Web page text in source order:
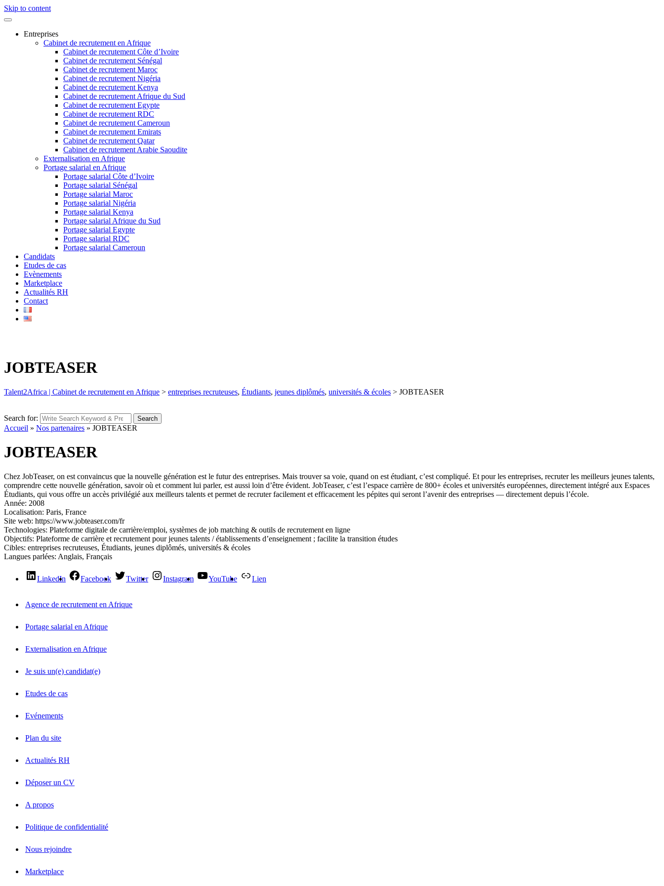
Skip to content
Entreprises
Cabinet de recrutement en Afrique
Cabinet de recrutement Côte d’Ivoire
Cabinet de recrutement Sénégal
Cabinet de recrutement Maroc
Cabinet de recrutement Nigéria
Cabinet de recrutement Kenya
Cabinet de recrutement Afrique du Sud
Cabinet de recrutement Egypte
Cabinet de recrutement RDC
Cabinet de recrutement Cameroun
Cabinet de recrutement Emirats
Cabinet de recrutement Qatar
Cabinet de recrutement Arabie Saoudite
Externalisation en Afrique
Portage salarial en Afrique
Portage salarial Côte d’Ivoire
Portage salarial Sénégal
Portage salarial Maroc
Portage salarial Nigéria
Portage salarial Kenya
Portage salarial Afrique du Sud
Portage salarial Egypte
Portage salarial RDC
Portage salarial Cameroun
Candidats
Etudes de cas
Evènements
Marketplace
Actualités RH
Contact
JOBTEASER
Talent2Africa | Cabinet de recrutement en Afrique > entreprises recruteuses, Étudiants, jeunes diplômés, universités & écoles > JOBTEASER
Search for: Search
Accueil » Nos partenaires » JOBTEASER
JOBTEASER
Chez JobTeaser, on est convaincus que la nouvelle génération est le futur des entreprises. Mais trouver sa voie, quand on est étudiant, c’est compliqué. Et pour les entreprises, recruter les meilleurs jeunes talents,
comprendre cette nouvelle génération, savoir où et comment lui parler, est aussi loin d’être évident. JobTeaser, c’est l’espace carrière de 800+ écoles et universités européennes, directement intégré aux Espaces
Étudiants, qui vous offre un accès privilégié aux meilleurs talents et permet de recruter facilement et efficacement les pépites qui seront l’avenir des entreprises — directement depuis l’école.
Année: 2008
Localisation: Paris, France
Site web: https://www.jobteaser.com/fr
Technologies: Plateforme digitale de carrière/emploi, systèmes de job matching & outils de recrutement en ligne
Objectifs: Plateforme de carrière et recrutement pour jeunes talents / établissements d’enseignement ; facilite la transition études
Cibles: entreprises recruteuses, Étudiants, jeunes diplômés, universités & écoles
Langues parlées: Anglais, Français
LinkedIn Facebook Twitter Instagram YouTube Lien
Agence de recrutement en Afrique
Portage salarial en Afrique
Externalisation en Afrique
Je suis un(e) candidat(e)
Etudes de cas
Evénements
Plan du site
Actualités RH
Déposer un CV
A propos
Politique de confidentialité
Nous rejoindre
Marketplace